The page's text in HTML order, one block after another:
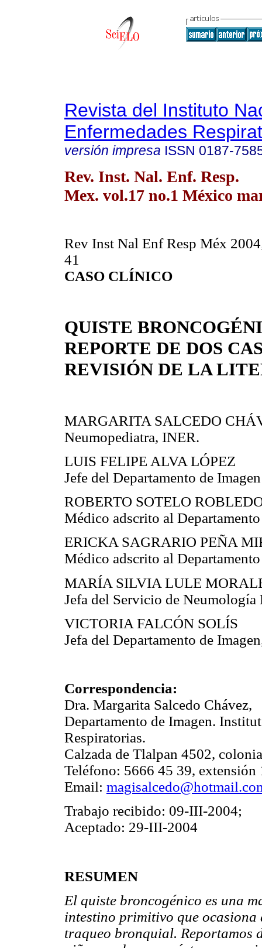
Revista del Instituto
Enfermedades
versión impresa ISSN 0187-
Rev. Inst. Nal. Enf. Resp.
Mex. vol.17 no.1 México
Rev Inst Nal Enf Resp Méx
41
CASO CLÍNICO
QUISTE
REPORTE DE DOS
REVISIÓN DE LA
MARGARITA SALCEDO
Neumopediatra, INER.
LUIS FELIPE ALVA LÓPEZ
Jefe del Departamento de
ROBERTO SOTELO
Médico adscrito al
ERICKA SAGRARIO PEÑA
Médico adscrito al
MARÍA SILVIA LULE
Jefa del Servicio de Neumología
VICTORIA FALCÓN SOLÍS
Jefa del Departamento de
Correspondencia:
Dra. Margarita Salcedo Chávez,
Departamento de Imagen.
Respiratorias.
Calzada de Tlalpan 4502,
Teléfono: 5666 45 39, extensión
Email:
Trabajo recibido: 09-III-2004;
Aceptado: 29-III-2004
RESUMEN
El quiste broncogénico es una
intestino primitivo que
traqueo bronquial. Reportamos